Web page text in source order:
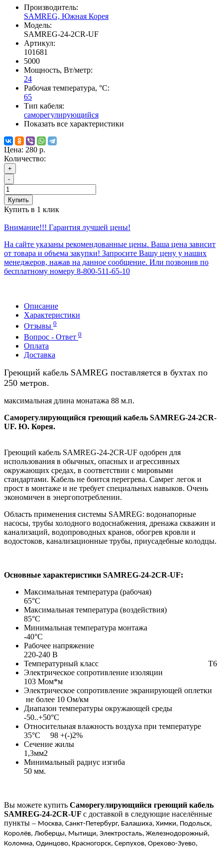
Производитель:
SAMREG, Южная Корея
Модель:
SAMREG-24-2CR-UF
Артикул:
101681
5000
Мощность, Вт/метр:
24
Рабочая температура, °C:
65
Тип кабеля:
саморегулирующийся
Показать все характеристики
Цена: 280 р.
Количество:
+
-
Купить
Купить в 1 клик
Внимание!!! Гарантия лучшей цены!
На сайте указаны рекомендованные цены. Ваша цена зависит
от товара и объема закупки! Запросите Вашу цену у наших
менеджеров, нажав на данное сообщение. Или позвонив по
бесплатному номеру 8-800-511-65-10
Описание
Характеристики
Отзывы 0
Вопрос - Ответ 0
Оплата
Доставка
Греющий кабель SAMREG поставляется в бухтах по
250 метров.
максимальная длина монатажа 88 м.п.
Саморегулирующийся греющий кабель SAMREG-24-2CR-
UF. Ю. Корея.
Греющий кабель SAMREG-24-2CR-UF одобрен для
использования в обычных, опасных и агрессивных
окружающих средах, в соответствии с мировыми
стандартами. Кабель не боится перегрева. Самрег легок и
прост в монтаже и не требует специальных навыков. Очень
экономичен в энергопотреблении.
Область применения системы SAMREG: водонапорные
насосы, трубы холодного водоснабжения, дренажа скважин и
канализаций, водопроводных кранов, обогрев кровли и
водостоков, канализационные трубы, приусадебные колодцы.
Основные характеристики SAMREG-24-2CR-UF:
Максимальная температура (рабочая)
65°С
Максимальная температура (воздействия)
85°С
Минимальная температура монтажа
-40°С
Рабочее напряжение
220-240 В
Температурный класс Т6
Электрическое сопротивление изоляции
103 Мом*м
Электрическое сопротивление экранирующей оплетки
не более 10 Ом/км
Диапазон температуры окружающей среды
-50..+50°С
Относительная влажность воздуха при температуре
35°С 98 +(-)2%
Сечение жилы
1,3мм2
Минимальный радиус изгиба
50 мм.
Вы можете купить Саморегулирующийся греющий кабель
SAMREG-24-2CR-UF с доставкой в следующие населённые
пункты – Москва, Санкт-Петербург, Балашиха, Химки, Подольск,
Королёв, Люберцы, Мытищи, Электросталь, Железнодорожный,
Коломна, Одинцово, Красногорск, Серпухов, Орехово-Зуево,